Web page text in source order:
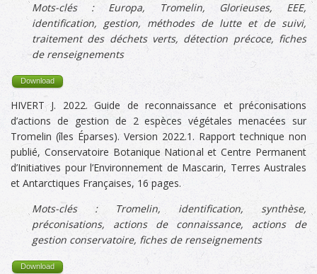
Mots-clés : Europa,
Tromelin, Glorieuses, EEE,
identification, gestion, méthodes de lutte et de suivi,
traitement des déchets verts, détection précoce, fiches
de renseignements
Download
HIVERT J. 2022. Guide de reconnaissance et préconisations
d’actions de gestion de 2 espèces végétales menacées sur
Tromelin (îles Éparses). Version 2022.1. Rapport technique non
publié, Conservatoire Botanique National et Centre Permanent
d’Initiatives pour l’Environnement de Mascarin, Terres Australes
et Antarctiques Françaises, 16 pages.
Mots-clés :
Tromelin, identification, synthèse,
préconisations, actions de connaissance, actions de
gestion conservatoire, fiches de renseignements
Download